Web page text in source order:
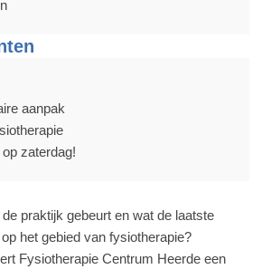
aanpak
zaterdag!
praktijk gebeurt en wat de laatste
het gebied van fysiotherapie?
Fysiotherapie Centrum Heerde een